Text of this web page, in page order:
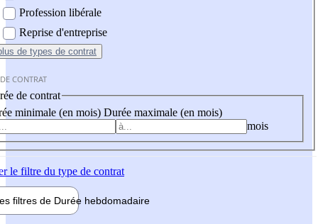
Profession libérale
Reprise d'entreprise
de types de contrat
CONTRAT
de contrat
minimale (en mois) Durée maximale (en mois)
mois
le filtre du type de contrat
filtres de Durée hebdomadaire